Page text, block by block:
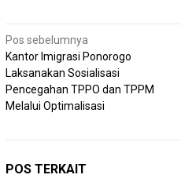
Navigasi
pos
Pos sebelumnya
Kantor Imigrasi Ponorogo
Laksanakan Sosialisasi
Pencegahan TPPO dan TPPM
Melalui Optimalisasi
POS TERKAIT